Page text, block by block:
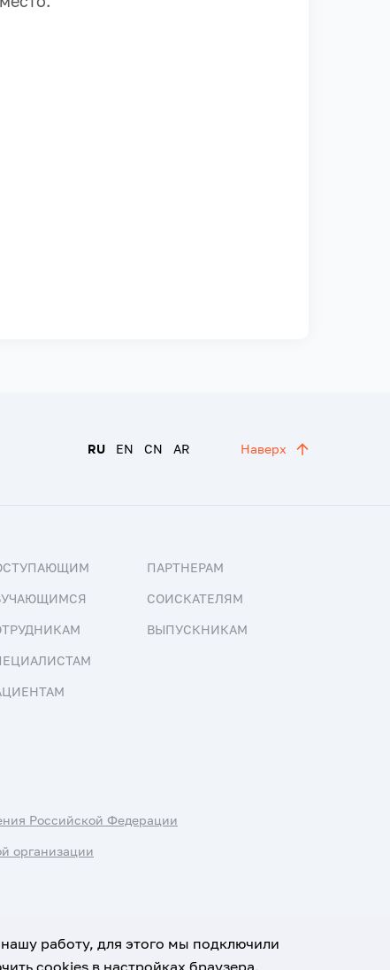
RU EN CN AR Наверх
ПАРТНЕРАМ
СОИСКАТЕЛЯМ
ВЫПУСКНИКАМ
Российской Федерации
организации
работу, для этого мы подключили
cookies в настройках браузера.